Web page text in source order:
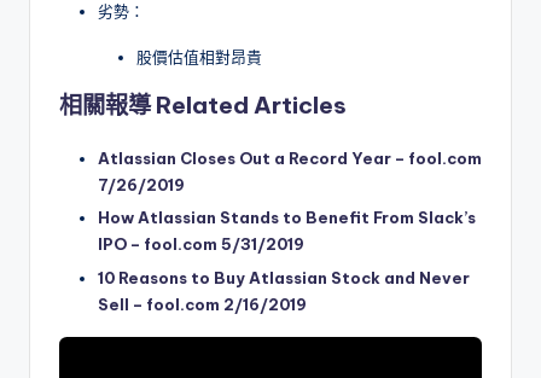
劣勢：
股價估值相對昂貴
相關報導 Related Articles
Atlassian Closes Out a Record Year – fool.com
7/26/2019
How Atlassian Stands to Benefit From Slack’s
IPO – fool.com 5/31/2019
10 Reasons to Buy Atlassian Stock and Never
Sell – fool.com 2/16/2019